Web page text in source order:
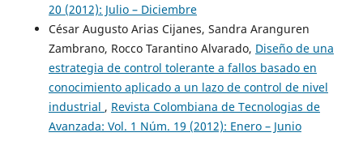
20 (2012): Julio – Diciembre
César Augusto Arias Cijanes, Sandra Aranguren
Zambrano, Rocco Tarantino Alvarado, Diseño de una
estrategia de control tolerante a fallos basado en
conocimiento aplicado a un lazo de control de nivel
industrial , Revista Colombiana de Tecnologias de
Avanzada: Vol. 1 Núm. 19 (2012): Enero – Junio